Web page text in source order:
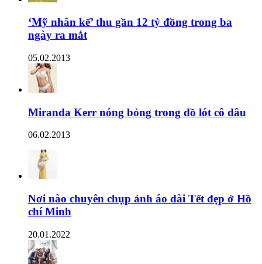
‘Mỹ nhân kế’ thu gần 12 tỷ đồng trong ba
ngày ra mắt
05.02.2013
Miranda Kerr nóng bỏng trong đồ lót cô dâu
06.02.2013
Nơi nào chuyên chụp ảnh áo dài Tết đẹp ở Hồ
chí Minh
20.01.2022